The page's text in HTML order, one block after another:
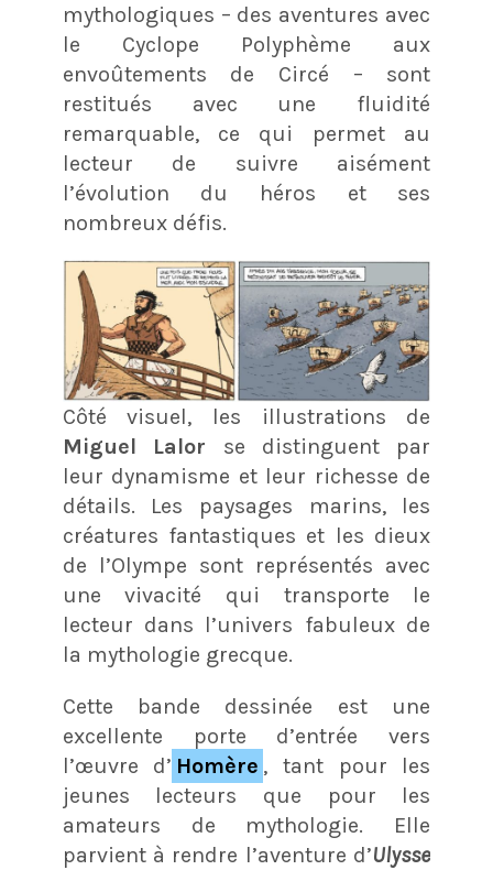
mythologiques – des aventures avec
le Cyclope Polyphème aux
envoûtements de Circé – sont
restitués avec une fluidité
remarquable, ce qui permet au
lecteur de suivre aisément
l’évolution du héros et ses
nombreux défis.
Côté visuel, les illustrations de
Miguel Lalor se distinguent par
leur dynamisme et leur richesse de
détails. Les paysages marins, les
créatures fantastiques et les dieux
de l’Olympe sont représentés avec
une vivacité qui transporte le
lecteur dans l’univers fabuleux de
la mythologie grecque.
Cette bande dessinée est une
excellente porte d’entrée vers
l’œuvre d’ Homère , tant pour les
jeunes lecteurs que pour les
amateurs de mythologie. Elle
parvient à rendre l’aventure d’Ulysse